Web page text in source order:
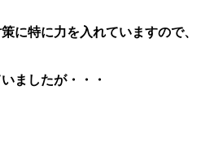
に特に力を入れていますので、
ましたが・・・